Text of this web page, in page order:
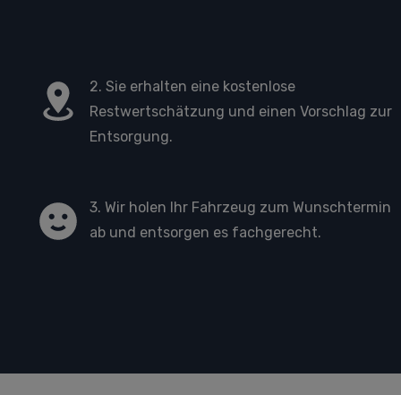
2. Sie erhalten eine kostenlose
Restwertschätzung und einen Vorschlag zur
Entsorgung.
3. Wir holen Ihr Fahrzeug zum Wunschtermin
ab und entsorgen es fachgerecht.